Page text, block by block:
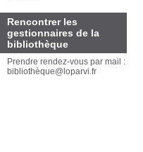
Rencontrer les
gestionnaires de la
bibliothèque
Prendre rendez-vous par mail :
bibliothèque@loparvi.fr